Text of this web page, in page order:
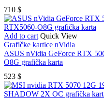
710 $
Add to cart Quick View
Grafičke kartice nVidia
ASUS nVidia GeForce RTX
O8G grafička karta
523 $